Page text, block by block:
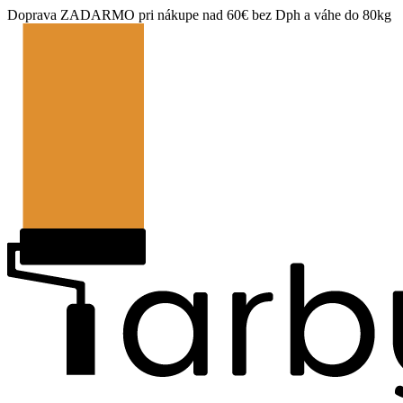
Doprava ZADARMO pri nákupe nad 60€ bez Dph a váhe do 80kg